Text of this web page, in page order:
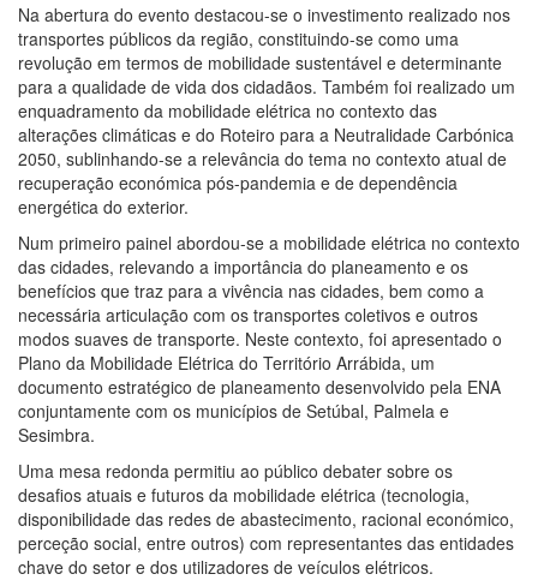
Na abertura do evento destacou-se o investimento realizado nos
transportes públicos da região, constituindo-se como uma
revolução em termos de mobilidade sustentável e determinante
para a qualidade de vida dos cidadãos. Também foi realizado um
enquadramento da mobilidade elétrica no contexto das
alterações climáticas e do Roteiro para a Neutralidade Carbónica
2050, sublinhando-se a relevância do tema no contexto atual de
recuperação económica pós-pandemia e de dependência
energética do exterior.
Num primeiro painel abordou-se a mobilidade elétrica no contexto
das cidades, relevando a importância do planeamento e os
benefícios que traz para a vivência nas cidades, bem como a
necessária articulação com os transportes coletivos e outros
modos suaves de transporte. Neste contexto, foi apresentado o
Plano da Mobilidade Elétrica do Território Arrábida, um
documento estratégico de planeamento desenvolvido pela ENA
conjuntamente com os municípios de Setúbal, Palmela e
Sesimbra.
Uma mesa redonda permitiu ao público debater sobre os
desafios atuais e futuros da mobilidade elétrica (tecnologia,
disponibilidade das redes de abastecimento, racional económico,
perceção social, entre outros) com representantes das entidades
chave do setor e dos utilizadores de veículos elétricos.